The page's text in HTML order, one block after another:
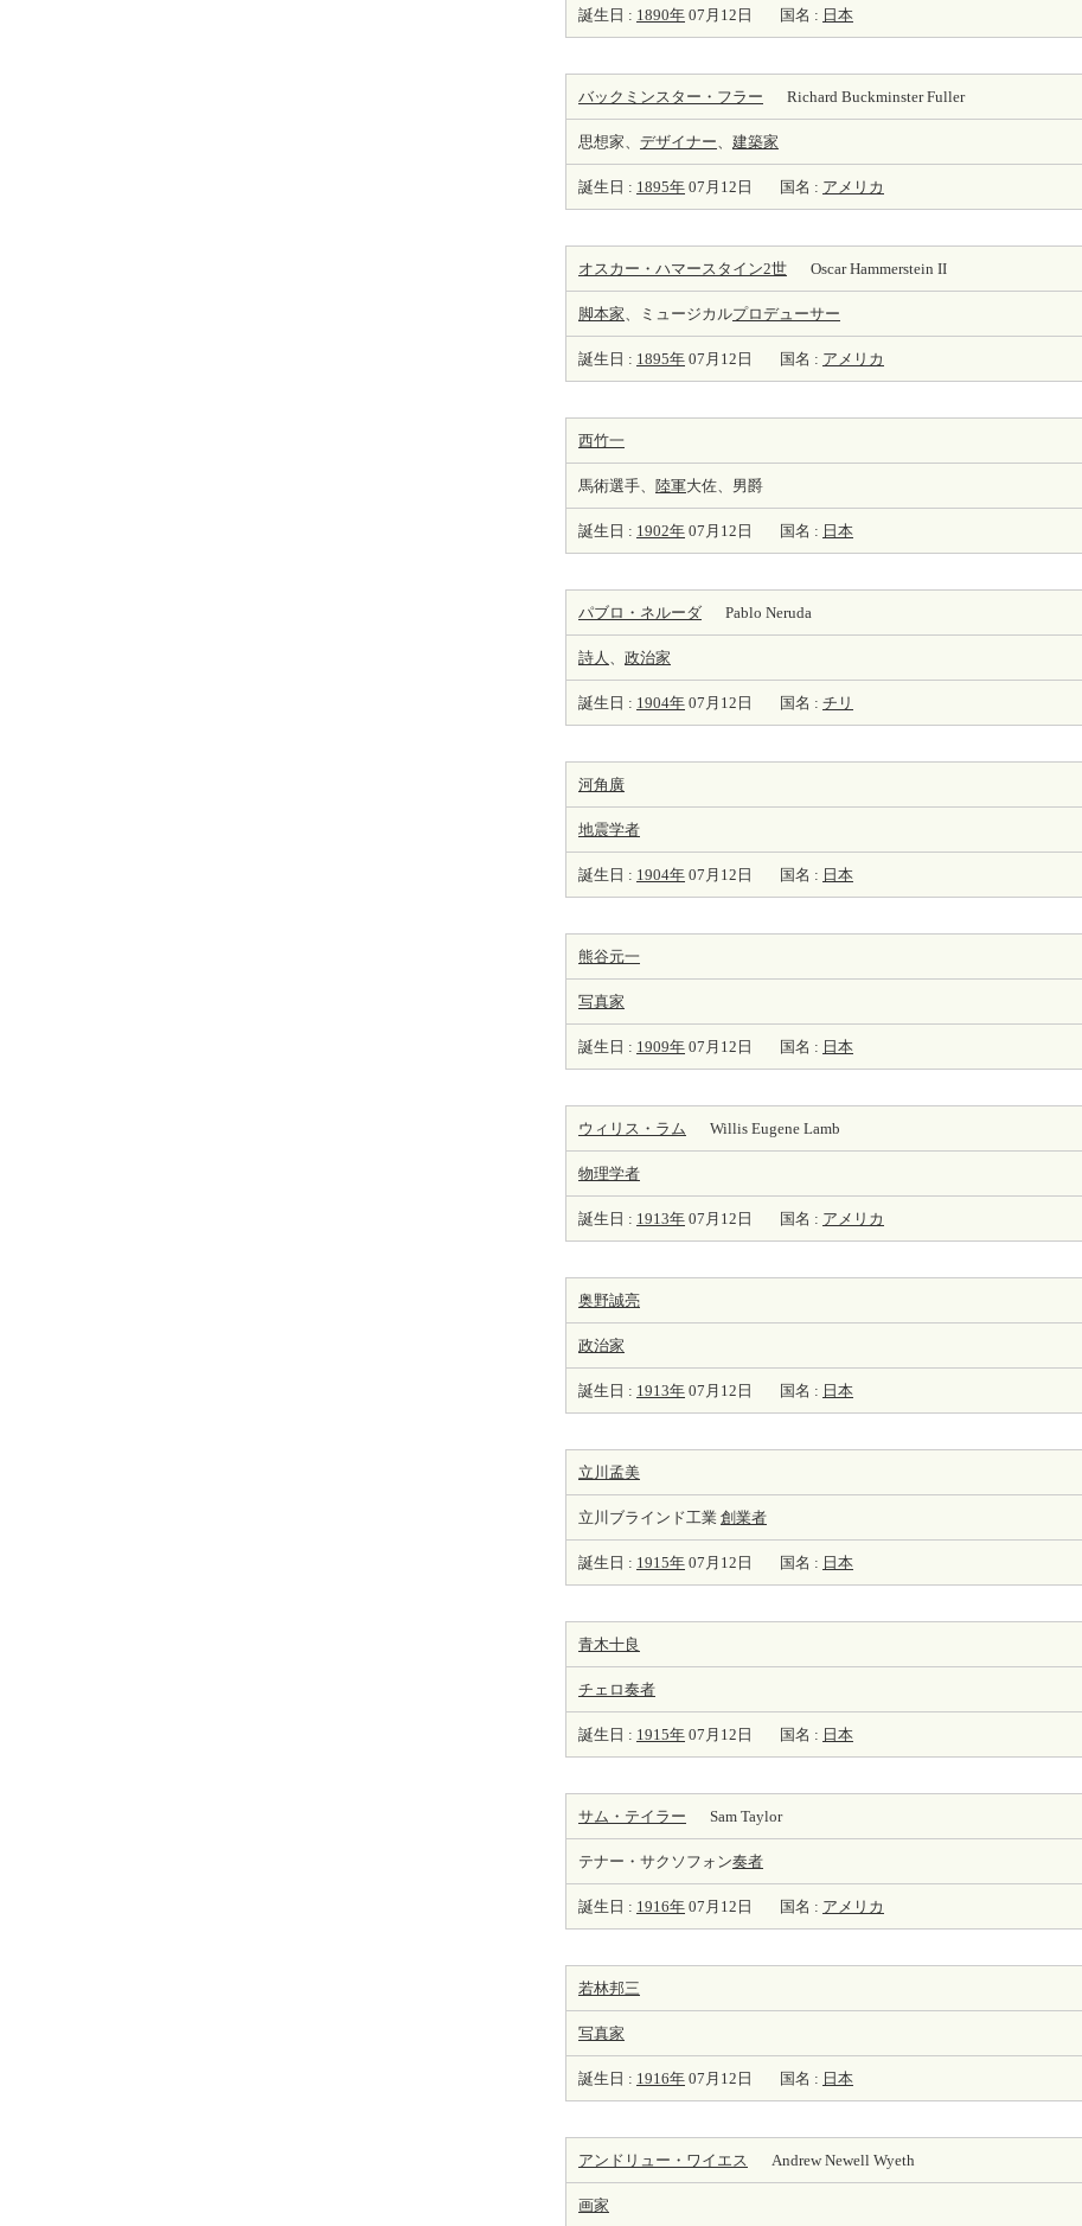
誕生日 : 1890年 07月12日 国名 : 日本
バックミンスター・フラー Richard Buckminster Fuller
思想家、 デザイナー、 建築家
誕生日 : 1895年 07月12日 国名 : アメリカ
オスカー・ハマースタイン2世 Oscar Hammerstein II
脚本家、ミュージカルプロデューサー
誕生日 : 1895年 07月12日 国名 : アメリカ
西竹一
馬術選手、 陸軍大佐、男爵
誕生日 : 1902年 07月12日 国名 : 日本
パブロ・ネルーダ Pablo Neruda
詩人 、 政治家
誕生日 : 1904年 07月12日 国名 : チリ
河角廣
地震学者
誕生日 : 1904年 07月12日 国名 : 日本
熊谷元一
写真家
誕生日 : 1909年 07月12日 国名 : 日本
ウィリス・ラム Willis Eugene Lamb
物理学者
誕生日 : 1913年 07月12日 国名 : アメリカ
奥野誠亮
政治家
誕生日 : 1913年 07月12日 国名 : 日本
立川孟美
立川ブラインド工業 創業者
誕生日 : 1915年 07月12日 国名 : 日本
青木十良
チェロ奏者
誕生日 : 1915年 07月12日 国名 : 日本
サム・テイラー Sam Taylor
テナー・サクソフォン奏者
誕生日 : 1916年 07月12日 国名 : アメリカ
若林邦三
写真家
誕生日 : 1916年 07月12日 国名 : 日本
アンドリュー・ワイエス Andrew Newell Wyeth
画家